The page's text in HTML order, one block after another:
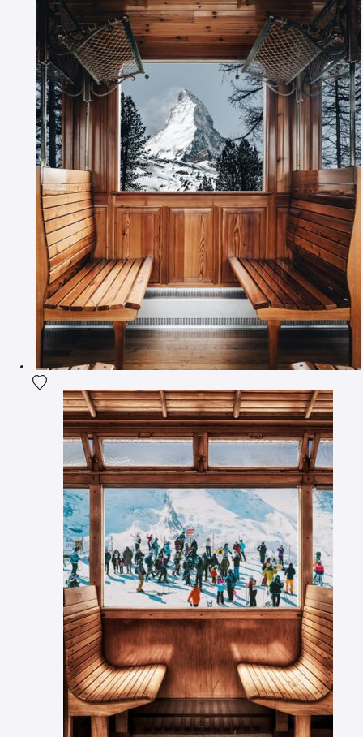
Ajouter la photographie à ma wishlist